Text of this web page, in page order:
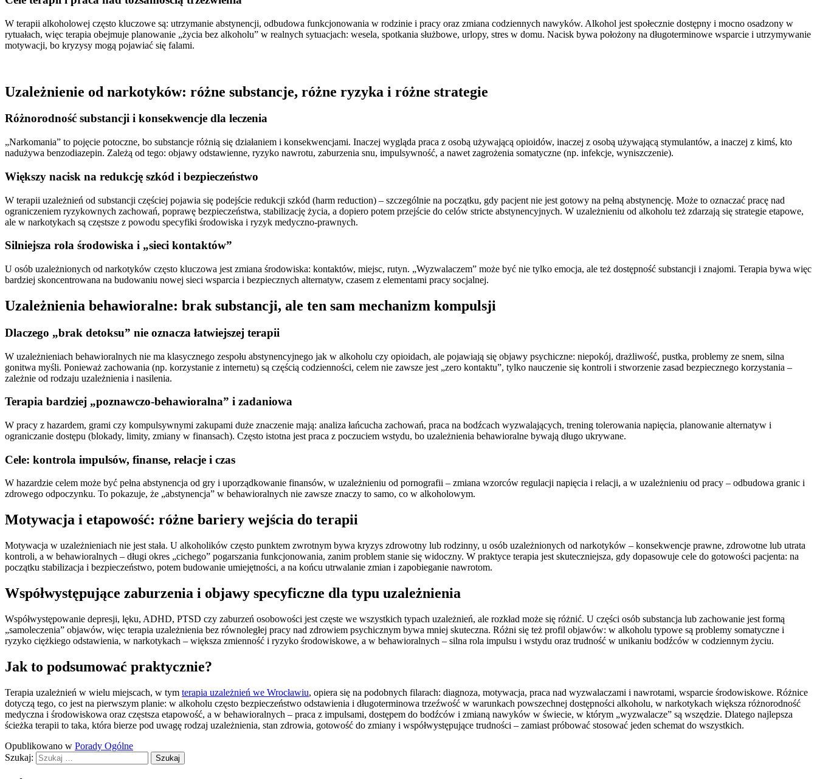
W terapii alkoholowej często kluczowe są: utrzymanie abstynencji, odbudowa funkcjonowania w rodzinie i pracy oraz zmiana codziennych nawyków. Alkohol jest społecznie dostępny i mocno osadzony w
rytuałach, więc terapia obejmuje planowanie „życia bez alkoholu” w realnych sytuacjach: wesela, spotkania służbowe, urlopy, stres w domu. Nacisk bywa położony na długoterminowe wsparcie i utrzymywanie
motywacji, bo kryzysy mogą pojawiać się falami.
Uzależnienie od narkotyków: różne substancje, różne ryzyka i różne strategie
Różnorodność substancji i konsekwencje dla leczenia
„Narkomania” to pojęcie potoczne, bo substancje różnią się działaniem i konsekwencjami. Inaczej wygląda praca z osobą używającą opioidów, inaczej z osobą używającą stymulantów, a inaczej z kimś, kto
nadużywa benzodiazepin. Zależą od tego: objawy odstawienne, ryzyko nawrotu, zaburzenia snu, impulsywność, a nawet zagrożenia somatyczne (np. infekcje, wyniszczenie).
Większy nacisk na redukcję szkód i bezpieczeństwo
W terapii uzależnień od substancji częściej pojawia się podejście redukcji szkód (harm reduction) – szczególnie na początku, gdy pacjent nie jest gotowy na pełną abstynencję. Może to oznaczać pracę nad
ograniczeniem ryzykownych zachowań, poprawę bezpieczeństwa, stabilizację życia, a dopiero potem przejście do celów stricte abstynencyjnych. W uzależnieniu od alkoholu też zdarzają się strategie etapowe,
ale w narkotykach są częstsze z powodu specyfiki środowiska i ryzyk medyczno-prawnych.
Silniejsza rola środowiska i „sieci kontaktów”
U osób uzależnionych od narkotyków często kluczowa jest zmiana środowiska: kontaktów, miejsc, rutyn. „Wyzwalaczem” może być nie tylko emocja, ale też dostępność substancji i znajomi. Terapia bywa więc
bardziej skoncentrowana na budowaniu nowej sieci wsparcia i bezpiecznych alternatyw, czasem z elementami pracy socjalnej.
Uzależnienia behawioralne: brak substancji, ale ten sam mechanizm kompulsji
Dlaczego „brak detoksu” nie oznacza łatwiejszej terapii
W uzależnieniach behawioralnych nie ma klasycznego zespołu abstynencyjnego jak w alkoholu czy opioidach, ale pojawiają się objawy psychiczne: niepokój, drażliwość, pustka, problemy ze snem, silna
gonitwa myśli. Ponieważ zachowania (np. korzystanie z internetu) są częścią codzienności, celem nie zawsze jest „zero kontaktu”, tylko nauczenie się kontroli i stworzenie zasad bezpiecznego korzystania –
zależnie od rodzaju uzależnienia i nasilenia.
Terapia bardziej „poznawczo-behawioralna” i zadaniowa
W pracy z hazardem, grami czy kompulsywnymi zakupami duże znaczenie mają: analiza łańcucha zachowań, praca na bodźcach wyzwalających, trening tolerowania napięcia, planowanie alternatyw i
ograniczanie dostępu (blokady, limity, zmiany w finansach). Często istotna jest praca z poczuciem wstydu, bo uzależnienia behawioralne bywają długo ukrywane.
Cele: kontrola impulsów, finanse, relacje i czas
W hazardzie celem może być pełna abstynencja od gry i uporządkowanie finansów, w uzależnieniu od pornografii – zmiana wzorców regulacji napięcia i relacji, a w uzależnieniu od pracy – odbudowa granic i
zdrowego odpoczynku. To pokazuje, że „abstynencja” w behawioralnych nie zawsze znaczy to samo, co w alkoholowym.
Motywacja i etapowość: różne bariery wejścia do terapii
Motywacja w uzależnieniach nie jest stała. U alkoholików często punktem zwrotnym bywa kryzys zdrowotny lub rodzinny, u osób uzależnionych od narkotyków – konsekwencje prawne, zdrowotne lub utrata
kontroli, a w behawioralnych – długi okres „cichego” pogarszania funkcjonowania, zanim problem stanie się widoczny. W praktyce terapia jest skuteczniejsza, gdy dopasowuje cele do gotowości pacjenta: na
początku stabilizacja i bezpieczeństwo, potem budowanie umiejętności, a na końcu utrwalanie zmian i zapobieganie nawrotom.
Współwystępujące zaburzenia i objawy specyficzne dla typu uzależnienia
Współwystępowanie depresji, lęku, ADHD, PTSD czy zaburzeń osobowości jest częste we wszystkich typach uzależnień, ale rozkład może się różnić. U części osób substancja lub zachowanie jest formą
„samoleczenia” objawów, więc terapia uzależnienia bez równoległej pracy nad zdrowiem psychicznym bywa mniej skuteczna. Różni się też profil objawów: w alkoholu typowe są problemy somatyczne i
ryzyko ciężkiego odstawienia, w narkotykach – większa zmienność i ryzyko środowiskowe, a w behawioralnych – silna rola impulsu i wstydu oraz trudność w unikaniu bodźców w codziennym życiu.
Jak to podsumować praktycznie?
Terapia uzależnień w wielu miejscach, w tym terapia uzależnień we Wrocławiu, opiera się na podobnych filarach: diagnoza, motywacja, praca nad wyzwalaczami i nawrotami, wsparcie środowiskowe. Różnice
dotyczą tego, co jest na pierwszym planie: w alkoholu często bezpieczeństwo odstawienia i długoterminowa trzeźwość w warunkach powszechnej dostępności alkoholu, w narkotykach większa różnorodność
medyczna i środowiskowa oraz częstsza etapowość, a w behawioralnych – praca z impulsami, dostępem do bodźców i zmianą nawyków w świecie, w którym „wyzwalacze” są wszędzie. Dlatego najlepsza
ścieżka terapii to taka, która bierze pod uwagę rodzaj uzależnienia, stan zdrowia, gotowość do zmiany i współwystępujące trudności – zamiast próbować stosować jeden schemat do wszystkich.
Opublikowano w Porady Ogólne
Szukaj: